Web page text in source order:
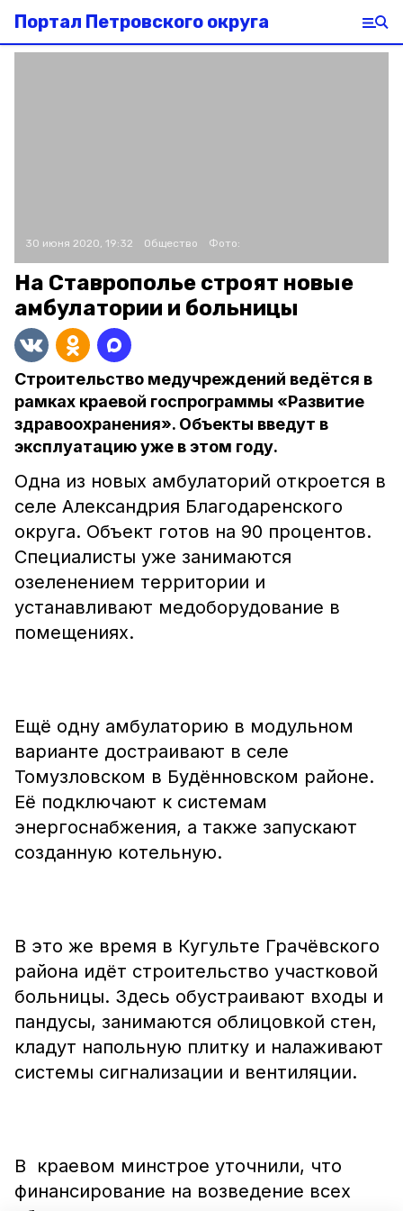
Портал Петровского округа
30 июня 2020, 19:32 Общество Фото:
На Ставрополье строят новые
амбулатории и больницы
Строительство медучреждений ведётся в
рамках краевой госпрограммы «Развитие
здравоохранения». Объекты введут в
эксплуатацию уже в этом году.
Одна из новых амбулаторий откроется в
селе Александрия Благодаренского
округа. Объект готов на 90 процентов.
Специалисты уже занимаются
озеленением территории и
устанавливают медоборудование в
помещениях.
Ещё одну амбулаторию в модульном
варианте достраивают в селе
Томузловском в Будённовском районе.
Её подключают к системам
энергоснабжения, а также запускают
созданную котельную.
В это же время в Кугульте Грачёвского
района идёт строительство участковой
больницы. Здесь обустраивают входы и
пандусы, занимаются облицовкой стен,
кладут напольную плитку и налаживают
системы сигнализации и вентиляции.
В краевом минстрое уточнили, что
финансирование на возведение всех